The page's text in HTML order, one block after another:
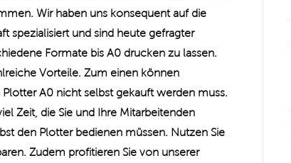
Wir haben uns konsequent auf die
spezialisiert und sind heute gefragter
Formate bis A0 drucken zu lassen.
Vorteile. Zum einen können
A0 nicht selbst gekauft werden muss.
Zeit, die Sie und Ihre Mitarbeitenden
den Plotter bedienen müssen. Nutzen Sie
Zudem profitieren Sie von unserer